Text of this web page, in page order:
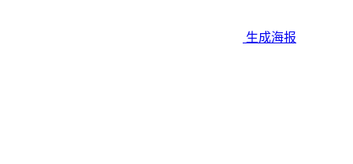
生成海报